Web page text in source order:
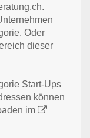
Oder
dieser
Start-Ups
können
im